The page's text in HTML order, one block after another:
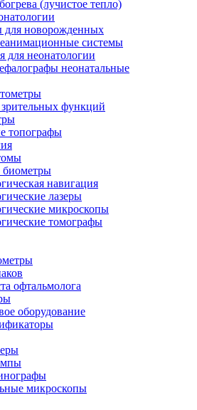
(лучистое тепло)
для новорожденных
системы
для неонатологии
неонатальные
функций
топографы
биометры
навигация
лазеры
микроскопы
томографы
офтальмолога
оборудование
микроскопы